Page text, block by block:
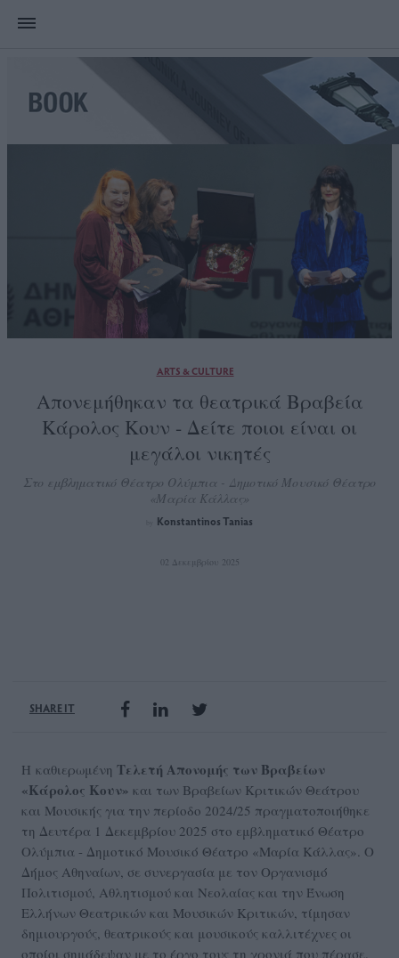
ARTS & CULTURE
Απονεμήθηκαν τα θεατρικά Βραβεία
Κάρολος Κουν - Δείτε ποιοι είναι οι
μεγάλοι νικητές
Στο εμβληματικό Θέατρο Ολύμπια - Δημοτικό Μουσικό Θέατρο
«Μαρία Κάλλας»
Konstantinos Tanias
02 Δεκεμβρίου 2025
SHARE IT
Η καθιερωμένη Τελετή Απονομής των Βραβείων
«Κάρολος Κουν» και των Βραβείων Κριτικών Θεάτρου
και Μουσικής για την περίοδο 2024/25 πραγματοποιήθηκε
τη Δευτέρα 1 Δεκεμβρίου 2025 στο εμβληματικό Θέατρο
Ολύμπια - Δημοτικό Μουσικό Θέατρο «Μαρία Κάλλας». Ο
Δήμος Αθηναίων, σε συνεργασία με τον Οργανισμό
Πολιτισμού, Αθλητισμού και Νεολαίας και την Ένωση
Ελλήνων Θεατρικών και Μουσικών Κριτικών, τίμησαν
δημιουργούς, θεατρικούς και μουσικούς καλλιτέχνες οι
οποίοι σημάδεψαν με το έργο τους τη χρονιά που πέρασε.